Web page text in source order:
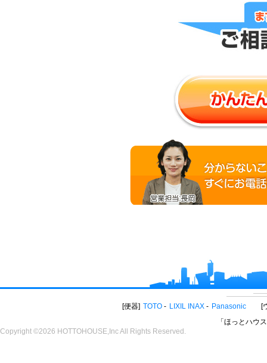
便器 TOTO LIXIL INAX Panasonic
「ほっとハウ
Copyright ©2026 HOTTOHOUSE,Inc All Rights Reserved.